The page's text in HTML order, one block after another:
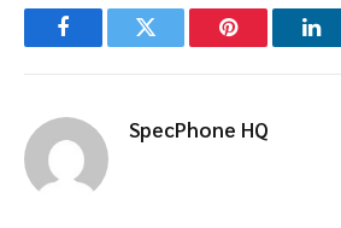
FacebookTwitter Pinterest
SpecPhone HQ